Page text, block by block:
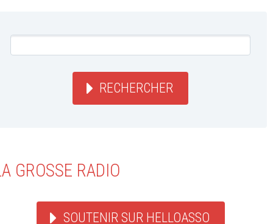
RECHERCHER
GROSSE RADIO
SOUTENIR SUR HELLOASSO